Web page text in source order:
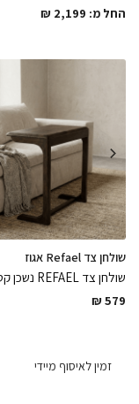
החל מ: ₪ 2,199
שולחן צד Refael אגוז
₪ 579
זמין לאיסוף מיידי